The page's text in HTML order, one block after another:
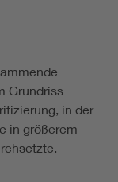
Grundriss
in der
in größerem